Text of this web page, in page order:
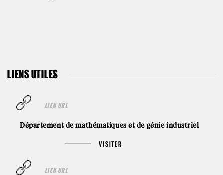
LIENS UTILES
LIEN URL
Département de mathématiques et de génie industriel
VISITER
LIEN URL